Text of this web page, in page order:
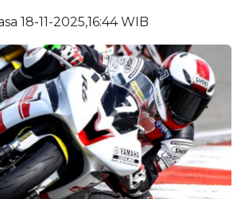
18-11-2025,16:44 WIB